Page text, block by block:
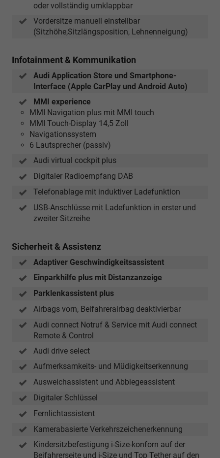
oder vollständig umklappbar
Vordersitze manuell einstellbar
(Sitzhöhe,Sitzlängsposition, Lehnenneigung)
Infotainment & Kommunikation
Audi Application Store und Smartphone-
Interface (Apple CarPlay und Android Auto)
MMI experience
MMI Navigation plus mit MMI touch
MMI Touch-Display 14,5 Zoll
Navigationssystem
6 Lautsprecher (passiv)
Audi virtual cockpit plus
Digitaler Radioempfang DAB
Telefonablage mit induktiver Ladefunktion
USB-Anschlüsse mit Ladefunktion in erster und
zweiter Sitzreihe
Sicherheit & Assistenz
Adaptiver Geschwindigkeitsassistent
Einparkhilfe plus mit Distanzanzeige
Parklenkassistent plus
Airbags vorn, Beifahrerairbag deaktivierbar
Audi connect Notruf & Service mit Audi connect
Remote & Control
Audi drive select
Aufmerksamkeits- und Müdigkeitserkennung
Ausweichassistent und Abbiegeassistent
Digitaler Schlüssel
Fernlichtassistent
Kamerabasierte Verkehrszeichenerkennung
Kindersitzbefestigung i-Size-konforn auf der
Beifahrerseite und i-Size und Top Tether auf den